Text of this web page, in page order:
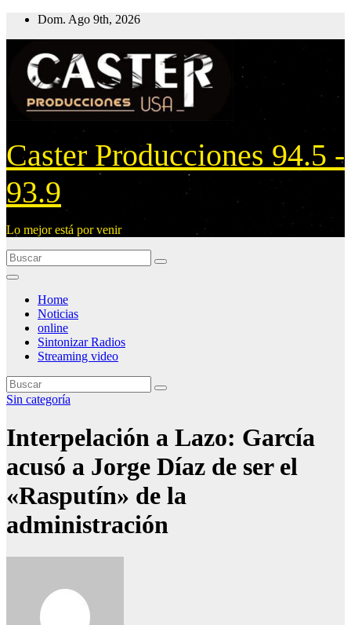
Dom. Ago 9th, 2026
Caster Producciones 94.5 -
93.9
Lo mejor está por venir
Home
Noticias
online
Sintonizar Radios
Streaming video
Sin categoría
Interpelación a Lazo: García
acusó a Jorge Díaz de ser el
«Rasputín» de la
administración